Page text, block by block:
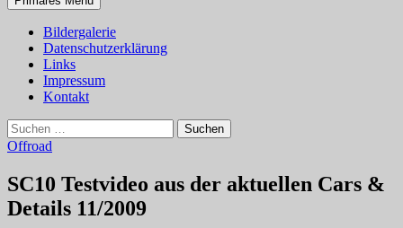
Bildergalerie
Datenschutzerklärung
Links
Impressum
Kontakt
Suchen
nach:
Offroad
SC10 Testvideo aus der aktuellen Cars &
Details 11/2009